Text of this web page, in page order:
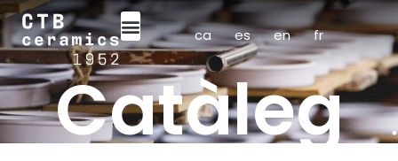
ca es en fr
Catàleg